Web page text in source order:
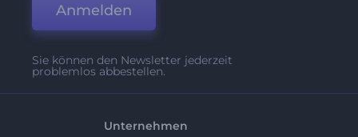
Anmelden
Sie können den Newsletter jederzeit
problemlos abbestellen.
Unternehmen